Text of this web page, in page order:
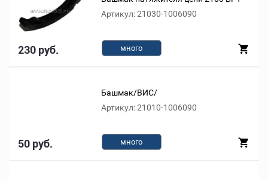
Артикул: 21030-1006090
230 руб. много
Башмак/ВИС/
Артикул: 21010-1006090
50 руб. много